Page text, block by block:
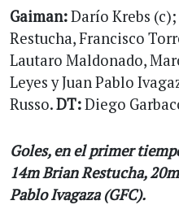
Gaiman:Darío Krebs
Restucha, Francisco
Lautaro Maldonado,
Leyes y Juan Pablo
Russo.DT:Diego
Goles, en el primer
14m Brian Restucha,
Pablo Ivagaza (GFC).